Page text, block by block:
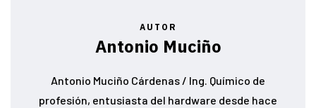
AUTOR
Antonio Muciño
Antonio Muciño Cárdenas / Ing. Químico de
profesión, entusiasta del hardware desde hace